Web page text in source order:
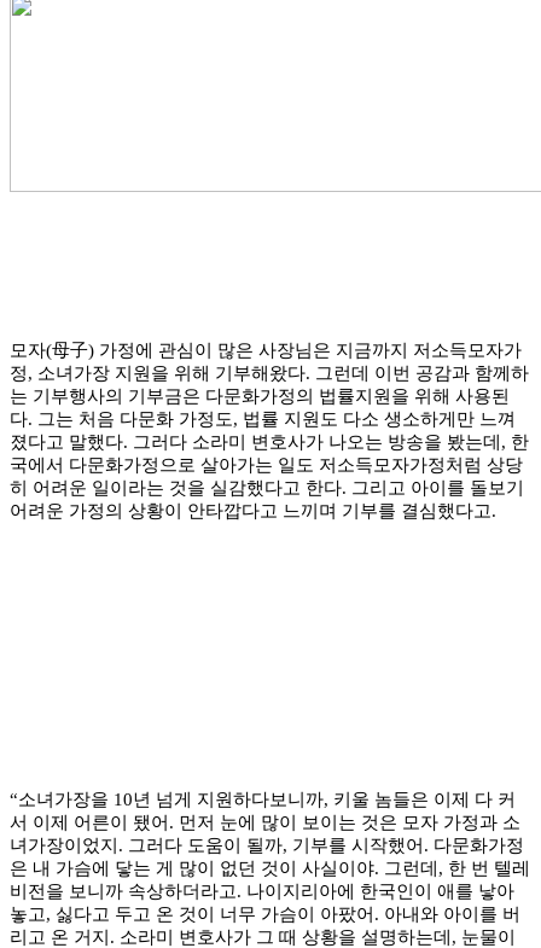
모자(母子) 가정에 관심이 많은 사장님은 지금까지 저소득모자가
정, 소녀가장 지원을 위해 기부해왔다. 그런데 이번 공감과 함께하
는 기부행사의 기부금은 다문화가정의 법률지원을 위해 사용된
다. 그는 처음 다문화 가정도, 법률 지원도 다소 생소하게만 느껴
졌다고 말했다. 그러다 소라미 변호사가 나오는 방송을 봤는데, 한
국에서 다문화가정으로 살아가는 일도 저소득모자가정처럼 상당
히 어려운 일이라는 것을 실감했다고 한다. 그리고 아이를 돌보기
어려운 가정의 상황이 안타깝다고 느끼며 기부를 결심했다고.
“소녀가장을 10년 넘게 지원하다보니까, 키울 놈들은 이제 다 커
서 이제 어른이 됐어. 먼저 눈에 많이 보이는 것은 모자 가정과 소
녀가장이었지. 그러다 도움이 될까, 기부를 시작했어. 다문화가정
은 내 가슴에 닿는 게 많이 없던 것이 사실이야. 그런데, 한 번 텔레
비전을 보니까 속상하더라고. 나이지리아에 한국인이 애를 낳아
놓고, 싫다고 두고 온 것이 너무 가슴이 아팠어. 아내와 아이를 버
리고 온 거지. 소라미 변호사가 그 때 상황을 설명하는데, 눈물이